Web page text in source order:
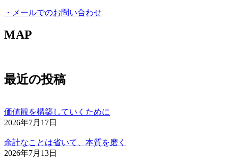
・メールでのお問い合わせ
MAP
最近の投稿
価値観を構築していくために
2026年7月17日
余計なことは省いて、本質を磨く
2026年7月13日